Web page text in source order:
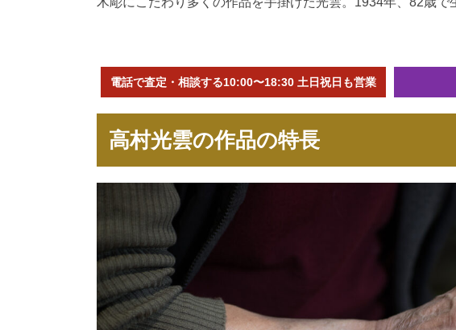
電話で査定・相談する10:00〜18:30 土日祝日も営業
高村光雲の作品の特長